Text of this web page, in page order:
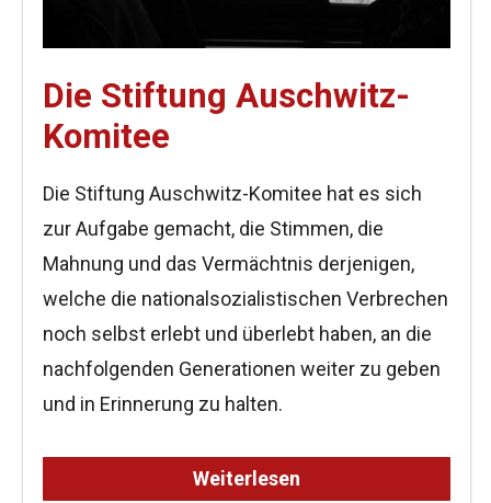
Die Stiftung Auschwitz-
Komitee
Die Stiftung Auschwitz-Komitee hat es sich
zur Aufgabe gemacht, die Stimmen, die
Mahnung und das Vermächtnis derjenigen,
welche die nationalsozialistischen Verbrechen
noch selbst erlebt und überlebt haben, an die
nachfolgenden Generationen weiter zu geben
und in Erinnerung zu halten.
Weiterlesen